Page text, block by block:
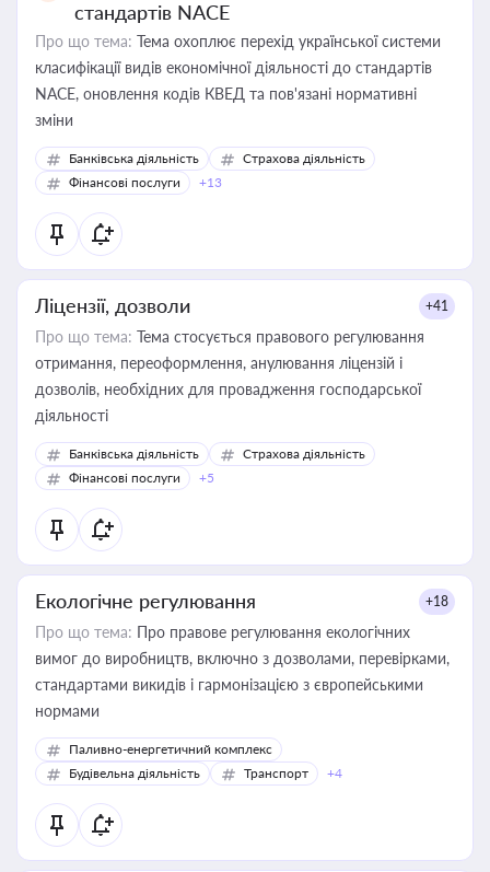
стандартів NACE
Про що тема: Тема охоплює перехід української системи
класифікації видів економічної діяльності до стандартів
NACE, оновлення кодів КВЕД та пов'язані нормативні
зміни
Банківська діяльність
Страхова діяльність
Фінансові послуги
+13
Ліцензії, дозволи +41
Про що тема: Тема стосується правового регулювання
отримання, переоформлення, анулювання ліцензій і
дозволів, необхідних для провадження господарської
діяльності
Банківська діяльність
Страхова діяльність
Фінансові послуги
+5
Екологічне регулювання +18
Про що тема: Про правове регулювання екологічних
вимог до виробництв, включно з дозволами, перевірками,
стандартами викидів і гармонізацією з європейськими
нормами
Паливно-енергетичний комплекс
Будівельна діяльність
Транспорт +4